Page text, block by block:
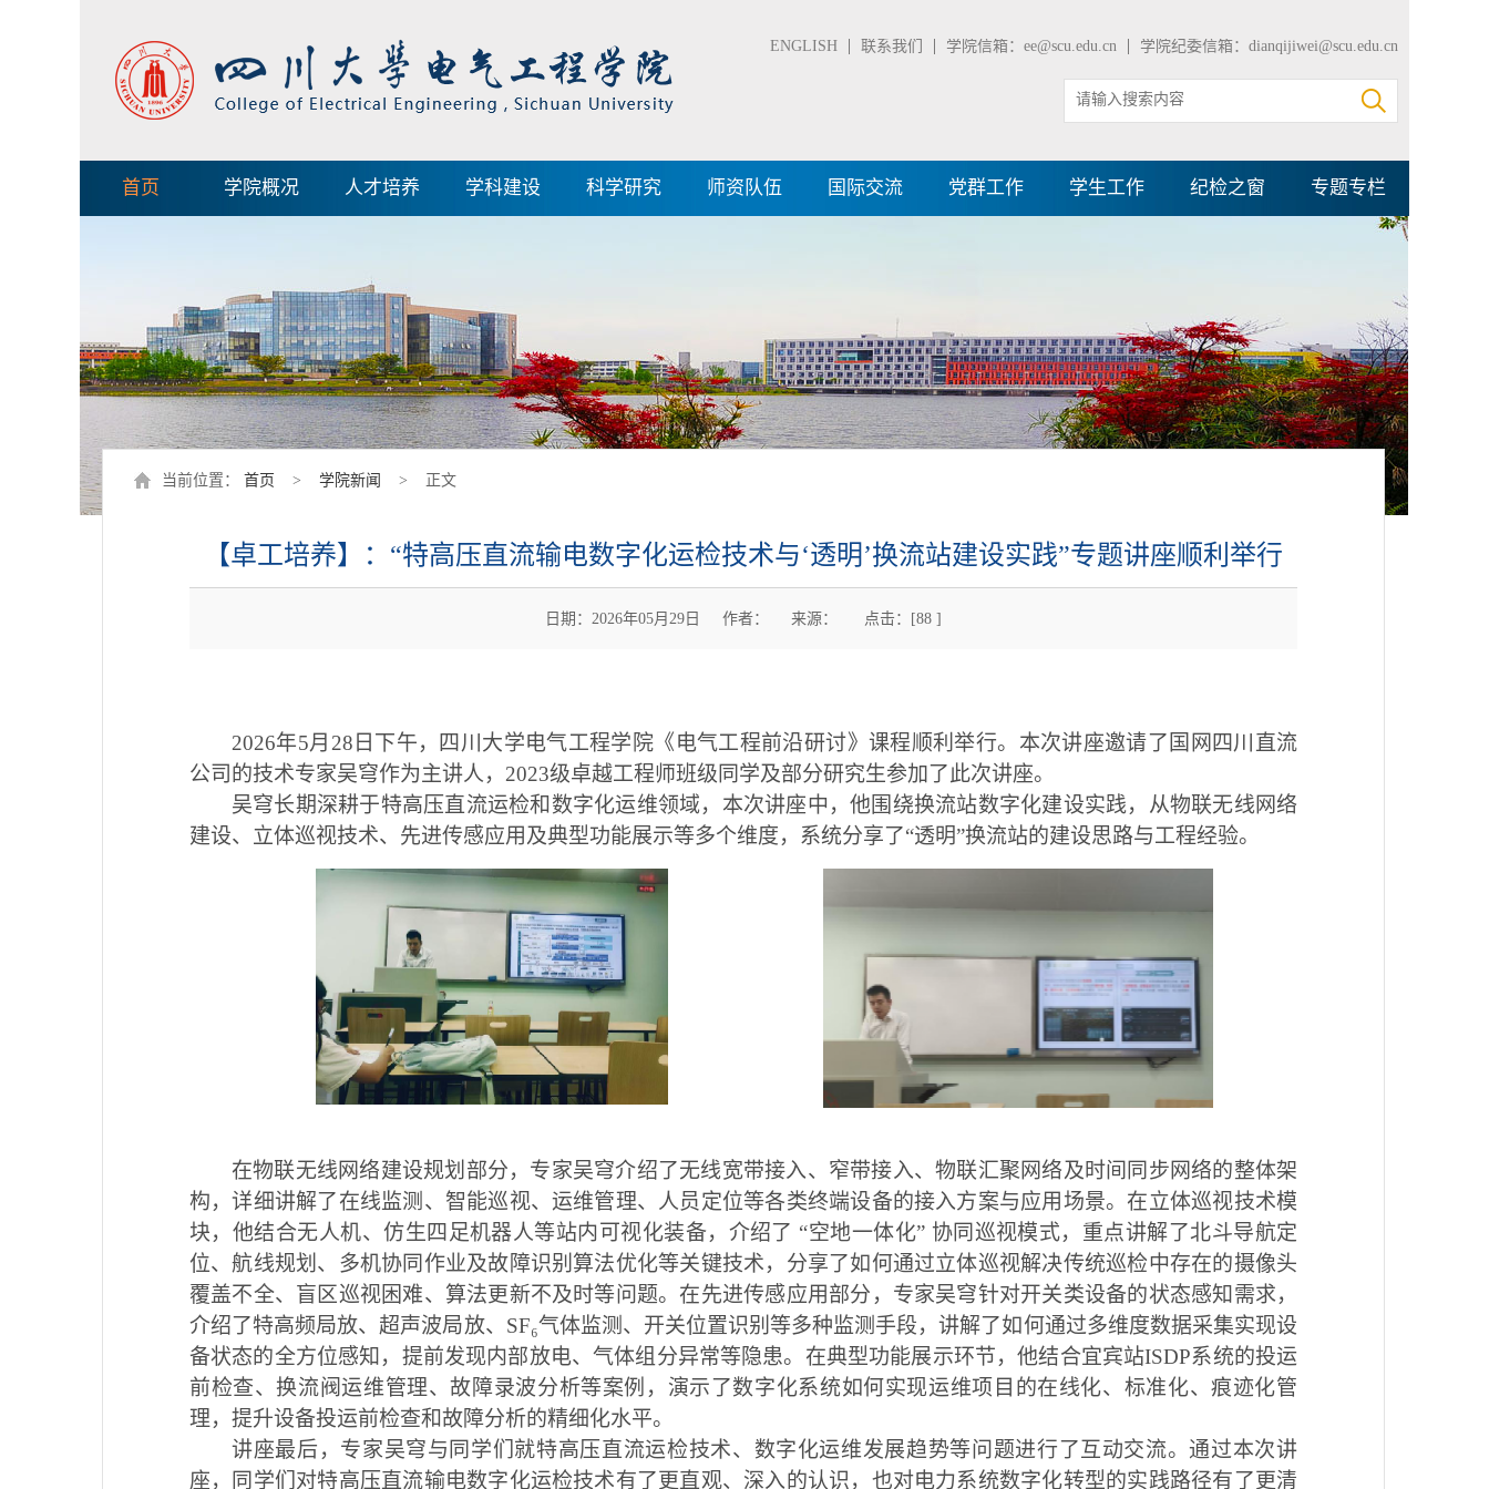
ENGLISH 联系我们 学院信箱：ee@scu.edu.cn 学院纪委信箱：dianqijiwei@scu.edu.cn
首页 学院概况 人才培养 学科建设 科学研究 师资队伍 国际交流 党群工作 学生工作 纪检之窗 专题专栏
当前位置： 首页 > 学院新闻 > 正文
【卓工培养】：“特高压直流输电数字化运检技术与‘透明’换流站建设实践”专题讲座顺利举行
日期：2026年05月29日 作者： 来源： 点击：[88 ]
2026年5月 28 日下午，四川大学电气工程学院《电气工程前沿研讨》课程顺利举行。本次讲座邀请了国网四川直流
公司的技术专家吴穹作为主讲人，2023级卓越工程师班级同学及部分研究生参加了此次讲座。
吴穹长期深耕于特高压直流运检和数字化运维领域，本次讲座中，他围绕换流站数字化建设实践，从物联无线网络
建设、立体巡视技术、先进传感应用及典型功能展示等多个维度，系统分享了“透明”换流站的建设思路与工程经验。
在物联无线网络建设规划部分，专家吴穹介绍了无线宽带接入、窄带接入、物联汇聚网络及时间同步网络的整体架
构，详细讲解了在线监测、智能巡视、运维管理、人员定位等各类终端设备的接入方案与应用场景。在立体巡视技术模
块，他结合无人机、仿生四足机器人等站内可视化装备，介绍了 “空地一体化” 协同巡视模式，重点讲解了北斗导航定
位、航线规划、多机协同作业及故障识别算法优化等关键技术，分享了如何通过立体巡视解决传统巡检中存在的摄像头
覆盖不全、盲区巡视困难、算法更新不及时等问题。在先进传感应用部分，专家吴穹针对开关类设备的状态感知需求，
介绍了特高频局放、超声波局放、SF₆气体监测、开关位置识别等多种监测手段，讲解了如何通过多维度数据采集实现设
备状态的全方位感知，提前发现内部放电、气体组分异常等隐患。在典型功能展示环节，他结合宜宾站ISDP系统的投运
前检查、换流阀运维管理、故障录波分析等案例，演示了数字化系统如何实现运维项目的在线化、标准化、痕迹化管
理，提升设备投运前检查和故障分析的精细化水平。
讲座最后，专家吴穹与同学们就特高压直流运检技术、数字化运维发展趋势等问题进行了互动交流。通过本次讲
座，同学们对特高压直流输电数字化运检技术有了更直观、深入的认识，也对电力系统数字化转型的实践路径有了更清